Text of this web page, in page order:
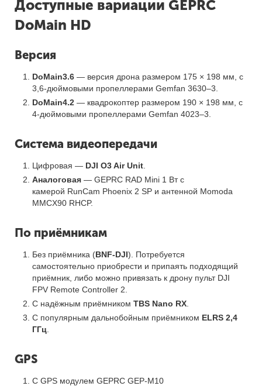
Доступные вариации GEPRC
DoMain HD
Версия
DoMain3.6 — версия дрона размером 175 × 198 мм, с
3,6-дюймовыми пропеллерами Gemfan 3630–3.
DoMain4.2 — квадрокоптер размером 190 × 198 мм, с
4-дюймовыми пропеллерами Gemfan 4023–3.
Система видеопередачи
Цифровая — DJI O3 Air Unit
Аналоговая — GEPRC RAD Mini 1 Вт с
камерой RunCam Phoenix 2 SP и антенной Momoda
MMCX90 RHCP.
По приёмникам
Без приёмника (BNF-DJI). Потребуется
самостоятельно приобрести и припаять подходящий
приёмник, либо можно привязать к дрону пульт DJI
FPV Remote Controller 2.
С надёжным приёмником TBS Nano RX
С популярным дальнобойным приёмником ELRS 2,4
ГГц
GPS
С GPS модулем GEPRC GEP-M10